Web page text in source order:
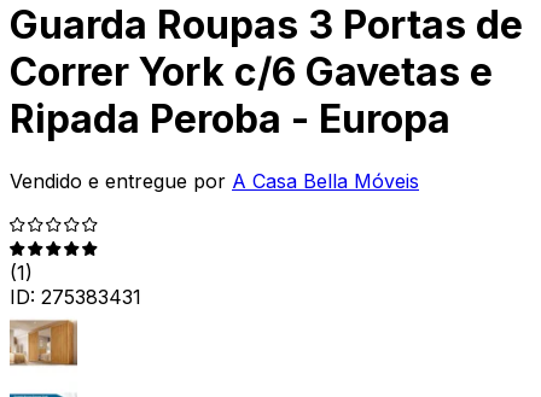
Guarda Roupas 3 Portas de
Correr York c/6 Gavetas e
Ripada Peroba - Europa
Vendido e entregue por A Casa Bella Móveis
(1)
ID: 275383431